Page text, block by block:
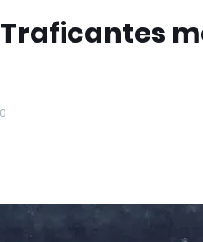
Traficantes